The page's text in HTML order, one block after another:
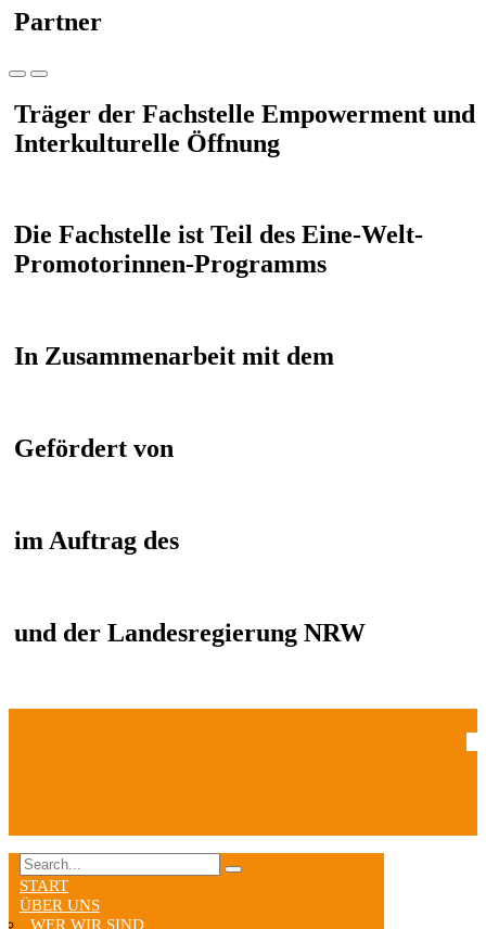
Partner
Träger der Fachstelle Empowerment und
Interkulturelle Öffnung
Die Fachstelle ist Teil des Eine-Welt-
Promotorinnen-Programms
In Zusammenarbeit mit dem
Gefördert von
im Auftrag des
und der Landesregierung NRW
START
ÜBER UNS
WER WIR SIND